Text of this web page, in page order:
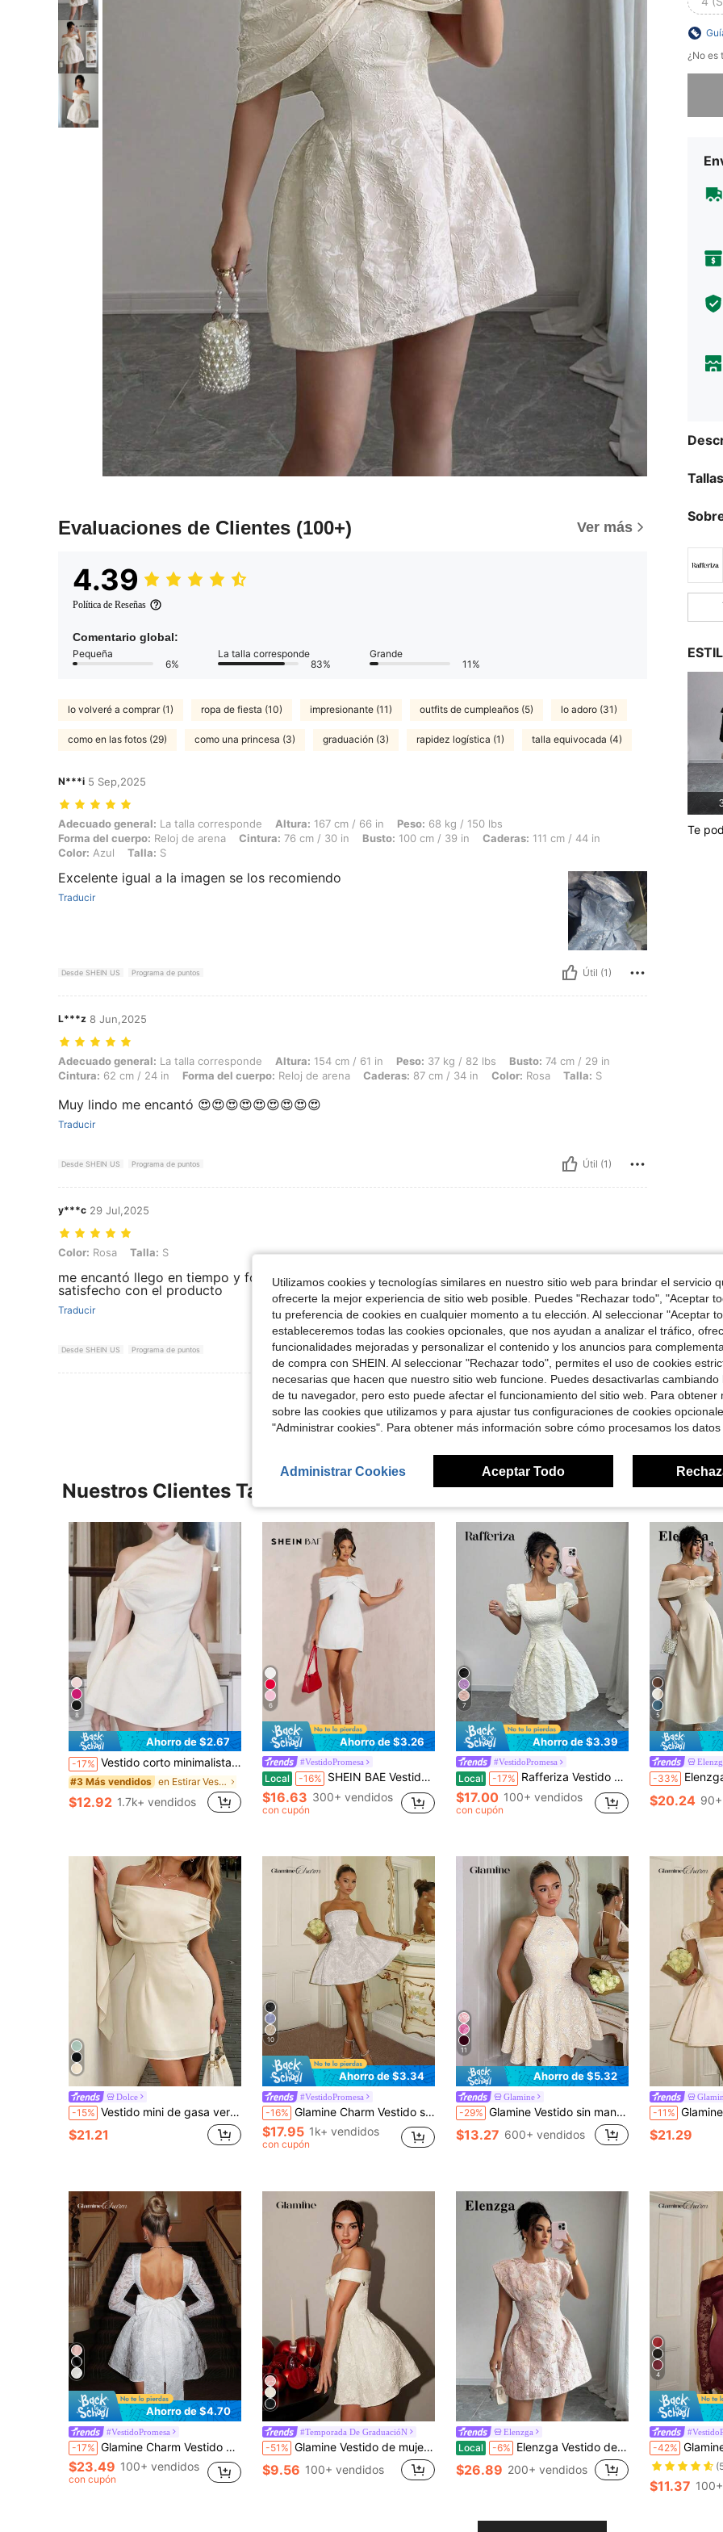
Evaluaciones de Clientes (100+) Ver más
4.39
Política de Reseñas
Comentario global:
Pequeña
6%
La talla corresponde
83%
Grande
11%
lo volveré a comprar (1) ropa de fiesta (10) impresionante (11) outfits de cumpleaños (5) lo adoro (31)
como en las fotos (29) como una princesa (3) graduación (3) rapidez logística (1) talla equivocada (4)
N***i 5 Sep,2025
Adecuado general: La talla corresponde, Altura: 167 cm / 66 in, Peso: 68 kg / 150 lbs, Forma del cuerpo: Reloj de arena, Cintura: 76 cm / 30 in,
Adecuado general: La talla corresponde Altura: 167 cm / 66 in Peso: 68 kg / 150 lbs
Forma del cuerpo: Reloj de arena Cintura: 76 cm / 30 in Busto: 100 cm / 39 in Caderas: 111 cm / 44 in
Color: Azul Talla: S
Excelente igual a la imagen se los recomiendo
Traducir
Desde SHEIN US Programa de puntos Útil (1)
L***z 8 Jun,2025
Adecuado general: La talla corresponde, Altura: 154 cm / 61 in, Peso: 37 kg / 82 lbs, Busto: 74 cm / 29 in, Cintura: 62 cm / 24 in, Forma del cuerpo:
Adecuado general: La talla corresponde Altura: 154 cm / 61 in Peso: 37 kg / 82 lbs Busto: 74 cm / 29 in
Cintura: 62 cm / 24 in Forma del cuerpo: Reloj de arena Caderas: 87 cm / 34 in Color: Rosa Talla: S
Muy lindo me encantó 😍😍😍😍😍😍😍😍😍
Traducir
Desde SHEIN US Programa de puntos Útil (1)
y***c 29 Jul,2025
Color: Rosa, Talla: S
Color: Rosa Talla: S
me encantó llego en tiempo y forma lo recomiendo mucho de muy buena calidad muy
satisfecho con el producto
Traducir
Desde SHEIN US Programa de puntos Útil (1)
Ver Más Reseñas
¿No es
Te
Nuestros Clientes También Vieron
8
Ahorro de $2.67
-17% Vestido corto minimalista de mujer de unicolor elegante con hombros con lazo y sin mangas, de verano en colores claros
#3 Más vendidos en Estirar Vestidos De Mujer
$12.92 1.7k+ vendidos
6
Ahorro de $3.26
#VestidoPromesa
Local -16% SHEIN BAE Vestido de cóctel elegante con hombros descubiertos y lazo para mujer, adecuado para fiesta, cita nocturna, salir de fiesta en otoño e invierno
$16.63 300+ vendidos
con cupón
7
Ahorro de $3.39
#VestidoPromesa
Local -17% Rafferiza Vestido de mujer con elegante escote cuadrado, mangas abullonadas y estampado floral de jacquard
$17.00 100+ vendidos
con cupón
5
-33% Elenzga Vestido elegante de verano para mujer en color
$20.24
Dolce
-15% Vestido mini de gasa verde menta con hombros descubiertos, vestido de fiesta corto ajustado con drapeado y cintura anudada para mujer
$21.21
10
Ahorro de $3.34
#VestidoPromesa
-16% Glamine Charm Vestido sin mangas con estampado floral 3D romántico para mujeres
$17.95 1k+ vendidos
con cupón
11
Ahorro de $5.32
Glamine
-29% Glamine Vestido sin mangas elegante y minimalista de color rosa tejido con pliegues en los lados, adecuado para banquetes y fiestas de té
$13.27 600+ vendidos
-11% Glamine Charm Vestido de noche corto de satén
$21.29
Ahorro de $4.70
#VestidoPromesa
-17% Glamine Charm Vestido mini de manga larga con contraste de encaje jacquard blanco elegante francés, adecuado para fiesta de cumpleaños, regreso a la escuela, baile de graduación, reunión de hermanas, té de la tarde
$23.49 100+ vendidos
con cupón
#Temporada De GraduacióN
-51% Glamine Vestido de mujer estilo palacio vintage con escote descubierto y jacquard, vestido de verano, vestido de dama de honor, adecuado para conciertos, elegante, vacaciones, citas románticas, ceremonia de graduación
$9.56 100+ vendidos
Elenzga
Local -6% Elenzga Vestido de verano elegante de mujer con mangas de campana y corbata en la cintura con jacquard
$26.89 200+ vendidos
4
-42% Glamine Charm Vestido mini elegante de mujer con
$11.37
Utilizamos cookies y tecnologías similares en nuestro sitio web para brindar el servicio
ofrecerte la mejor experiencia de sitio web posible. Puedes "Rechazar todo", "Aceptar
tu preferencia de cookies en cualquier momento a tu elección. Al seleccionar "Aceptar
estableceremos todas las cookies opcionales, que nos ayudan a analizar el tráfico,
funcionalidades mejoradas y personalizar el contenido y los anuncios para
de compra con SHEIN. Al seleccionar "Rechazar todo", permites el uso de cookies
necesarias que hacen que nuestro sitio web funcione. Puedes desactivarlas cambiando
de tu navegador, pero esto puede afectar el funcionamiento del sitio web. Para obtener
sobre las cookies que utilizamos y para ajustar tus configuraciones de cookies
"Administrar cookies". Para obtener más información sobre cómo procesamos los datos
Administrar Cookies Aceptar Todo